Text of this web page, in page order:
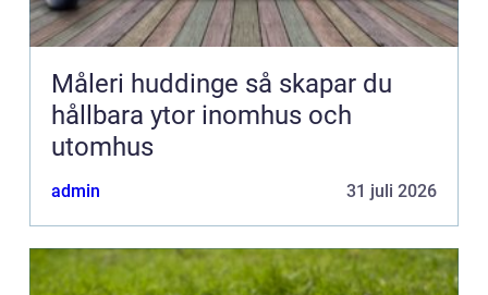
Måleri huddinge så skapar du
hållbara ytor inomhus och
utomhus
admin 31 juli 2026